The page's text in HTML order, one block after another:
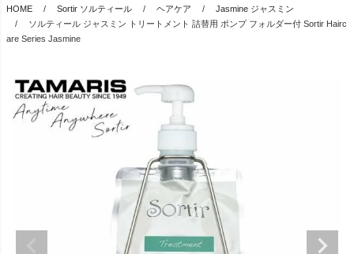
HOME Sortir ソルティール ヘアケア
Jasmine ジャスミン
ソルティール ジャスミン トリートメント 詰替用 ポンプ フォルダー付 Sortir Hairc
are Series Jasmine